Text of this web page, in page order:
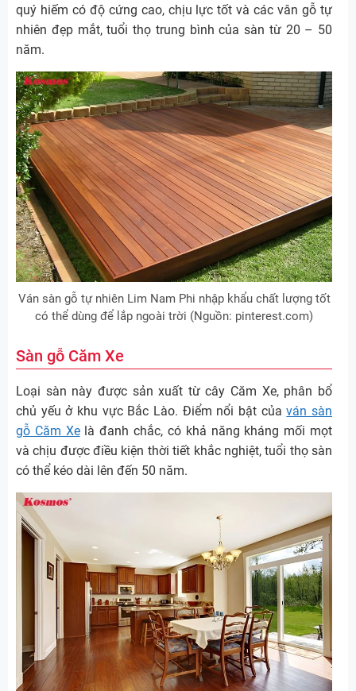
quý hiếm có độ cứng cao, chịu lực tốt và các vân gỗ tự
nhiên đẹp mắt, tuổi thọ trung bình của sàn từ 20 – 50
năm.
Ván sàn gỗ tự nhiên Lim Nam Phi nhập khẩu chất lượng tốt
có thể dùng để lắp ngoài trời (Nguồn: pinterest.com)
Sàn gỗ Căm Xe
Loại sàn này được sản xuất từ cây Căm Xe, phân bổ
chủ yếu ở khu vực Bắc Lào. Điểm nổi bật củaván sàn
gỗ Căm Xelà đanh chắc, có khả năng kháng mối mọt
và chịu được điều kiện thời tiết khắc nghiệt, tuổi thọ sàn
có thể kéo dài lên đến 50 năm.